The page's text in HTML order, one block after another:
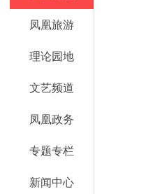
凤凰旅游
理论园地
文艺频道
凤凰政务
专题专栏
新闻中心